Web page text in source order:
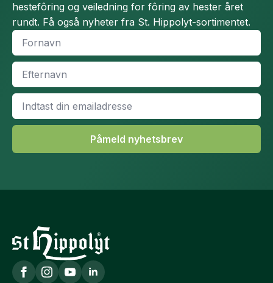
hestefôring og veiledning for fôring av hester året
rundt. Få også nyheter fra St. Hippolyt-sortimentet.
Fornavn
Efternavn
Email
Påmeld nyhetsbrev